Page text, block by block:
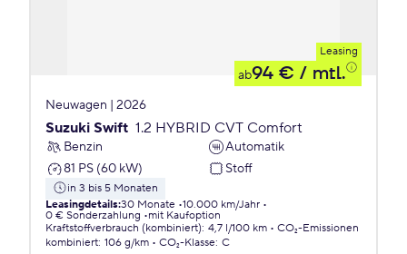
Leasing
ab94 € / mtl.
Neuwagen | 2026
Suzuki Swift 1.2 HYBRID CVT Comfort
Benzin
Automatik
81 PS (60 kW)
Stoff
in 3 bis 5 Monaten
Leasingdetails:30 Monate 10.000 km/Jahr
0 € Sonderzahlung
mit Kaufoption
Kraftstoffverbrauch (kombiniert): 4,7 l/100 km
CO₂-Emissionen
kombiniert: 106 g/km CO₂-Klasse: C